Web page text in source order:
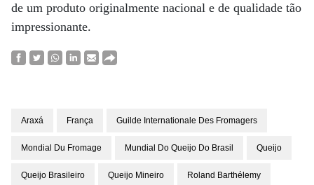
de um produto originalmente nacional e de qualidade tão
impressionante.
Araxá França Guilde Internationale Des Fromagers
Mondial Du Fromage Mundial Do Queijo Do Brasil Queijo
Queijo Brasileiro Queijo Mineiro Roland Barthélemy